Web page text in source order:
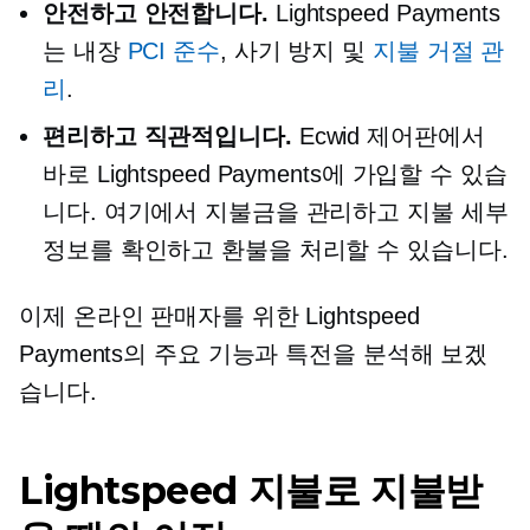
안전하고 안전합니다. Lightspeed Payments
는 내장 PCI 준수, 사기 방지 및 지불 거절 관
리 .
편리하고 직관적입니다. Ecwid 제어판에서
바로 Lightspeed Payments에 가입할 수 있습
니다. 여기에서 지불금을 관리하고 지불 세부
정보를 확인하고 환불을 처리할 수 있습니다.
이제 온라인 판매자를 위한 Lightspeed
Payments의 주요 기능과 특전을 분석해 보겠
습니다.
Lightspeed 지불로 지불받